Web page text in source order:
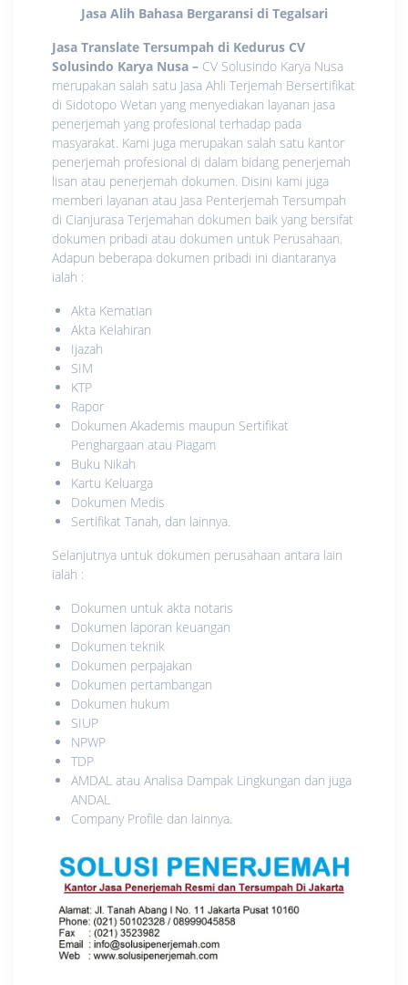
Jasa Alih Bahasa Bergaransi di Tegalsari
Jasa Translate Tersumpah di Kedurus CV
Solusindo Karya Nusa – CV Solusindo Karya Nusa
merupakan salah satu Jasa Ahli Terjemah Bersertifikat
di Sidotopo Wetan yang menyediakan layanan jasa
penerjemah yang profesional terhadap pada
masyarakat. Kami juga merupakan salah satu kantor
penerjemah profesional di dalam bidang penerjemah
lisan atau penerjemah dokumen. Disini kami juga
memberi layanan atau Jasa Penterjemah Tersumpah
di Cianjurasa Terjemahan dokumen baik yang bersifat
dokumen pribadi atau dokumen untuk Perusahaan.
Adapun beberapa dokumen pribadi ini diantaranya
ialah :
Akta Kematian
Akta Kelahiran
Ijazah
SIM
KTP
Rapor
Dokumen Akademis maupun Sertifikat
Penghargaan atau Piagam
Buku Nikah
Kartu Keluarga
Dokumen Medis
Sertifikat Tanah, dan lainnya.
Selanjutnya untuk dokumen perusahaan antara lain
ialah :
Dokumen untuk akta notaris
Dokumen laporan keuangan
Dokumen teknik
Dokumen perpajakan
Dokumen pertambangan
Dokumen hukum
SIUP
NPWP
TDP
AMDAL atau Analisa Dampak Lingkungan dan juga
ANDAL
Company Profile dan lainnya.